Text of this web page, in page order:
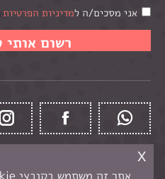
אני מסכים/ה למדיניות הפרטיות
x